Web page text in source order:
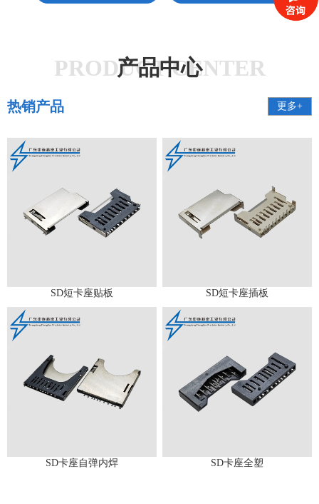
PRODUCT CENTER
产品中心
热销产品 更多+
SD短卡座贴板 SD短卡座插板
SD卡座自弹内焊 SD卡座全塑